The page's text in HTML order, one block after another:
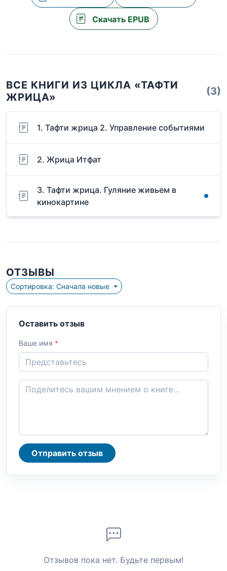
Скачать EPUB
ВСЕ КНИГИ ИЗ ЦИКЛА «ТАФТИ
ЖРИЦА»
(3)
1. Тафти жрица 2. Управление событиями
2. Жрица Итфат
3. Тафти жрица. Гуляние живьем в
кинокартине
ОТЗЫВЫ
Сортировка: Сначала новые
Оставить отзыв
Ваше имя *
Отправить отзыв
Отзывов пока нет. Будьте первым!